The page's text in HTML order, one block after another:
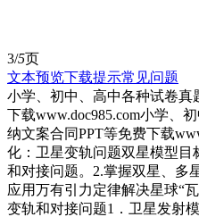
3/5页
文本预览下载提示常见问题
小学、初中、高中各种试卷真
下载www.doc985.com小学、
纳文案合同PPT等免费下载
化：卫星变轨问题双星模型目
和对接问题。2.掌握双星、多
应用万有引力定律解决星球“
变轨和对接问题1．卫星发射